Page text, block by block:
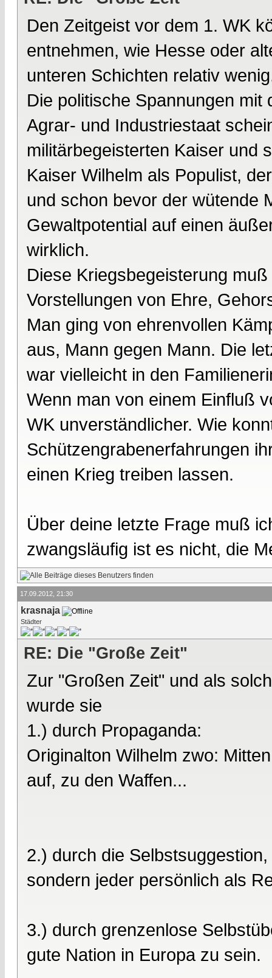
Den Zeitgeist vor dem 1. WK
entnehmen, wie Hesse oder
unteren Schichten relativ
Die politische Spannungen
Agrar- und Industriestaat
militärbegeisterten Kaiser und
Kaiser Wilhelm als Populist,
und schon bevor der wütende
Gewaltpotential auf einen
wirklich.
Diese Kriegsbegeisterung
Vorstellungen von Ehre,
Man ging von ehrenvollen
aus, Mann gegen Mann. Die
war vielleicht in den
Wenn man von einem Einfluß
WK unverständlicher. Wie
Schützengrabenerfahrungen
einen Krieg treiben lassen.
Über deine letzte Frage muß
zwangsläufig ist es nicht, die
17.09.2012, 21:30
krasnaja
Städter
RE: Die "Große Zeit"
Zur "Großen Zeit" und als
wurde sie
1.) durch Propaganda:
Originalton Wilhelm zwo:
auf, zu den Waffen...
2.) durch die
sondern jeder persönlich als
3.) durch grenzenlose
gute Nation in Europa zu sein.